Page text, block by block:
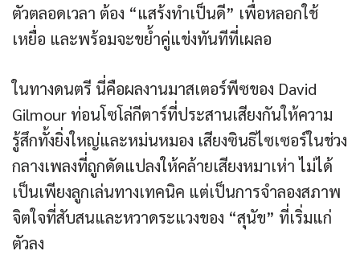
ตัวตลอดเวลา ต้อง “แสร้งทำเป็นดี” เพื่อหลอกใช้
เหยื่อ และพร้อมจะขย้ำคู่แข่งทันทีที่เผลอ
ในทางดนตรี นี่คือผลงานมาสเตอร์พีซของ David
Gilmour ท่อนโซโล่กีตาร์ที่ประสานเสียงกันให้ความ
รู้สึกทั้งยิ่งใหญ่และหม่นหมอง เสียงซินธิไซเซอร์ในช่วง
กลางเพลงที่ถูกดัดแปลงให้คล้ายเสียงหมาเห่า ไม่ได้
เป็นเพียงลูกเล่นทางเทคนิค แต่เป็นการจำลองสภาพ
จิตใจที่สับสนและหวาดระแวงของ “สุนัข” ที่เริ่มแก่
ตัวลง